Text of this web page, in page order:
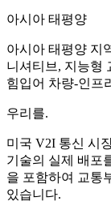
아시아 태평양
아시아 태평양 지
니셔티브, 지능형
힘입어 차량-인프
우리를.
미국 V2I 통신 시
기술의 실제 배포
을 포함하여 교통
있습니다.